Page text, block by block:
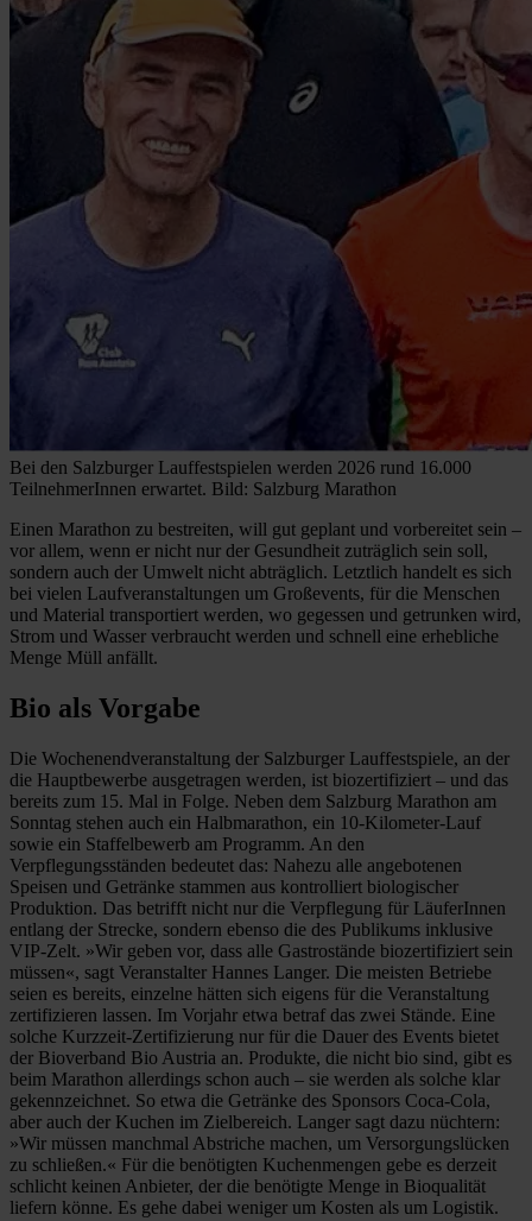
Bei den Salzburger Lauffestspielen werden 2026 rund 16.000
TeilnehmerInnen erwartet. Bild: Salzburg Marathon
Einen Marathon zu bestreiten, will gut geplant und vorbereitet sein –
vor allem, wenn er nicht nur der Gesundheit zuträglich sein soll,
sondern auch der Umwelt nicht abträglich. Letztlich handelt es sich
bei vielen Laufveranstaltungen um Großevents, für die Menschen
und Material transportiert werden, wo gegessen und getrunken wird,
Strom und Wasser verbraucht werden und schnell eine erhebliche
Menge Müll anfällt.
Bio als Vorgabe
Die Wochenendveranstaltung der Salzburger Lauffestspiele, an der
die Hauptbewerbe ausgetragen werden, ist biozertifiziert – und das
bereits zum 15. Mal in Folge. Neben dem Salzburg Marathon am
Sonntag stehen auch ein Halbmarathon, ein 10-Kilometer-Lauf
sowie ein Staffelbewerb am Programm. An den
Verpflegungsständen bedeutet das: Nahezu alle angebotenen
Speisen und Getränke stammen aus kontrolliert biologischer
Produktion. Das betrifft nicht nur die Verpflegung für LäuferInnen
entlang der Strecke, sondern ebenso die des Publikums inklusive
VIP-Zelt. »Wir geben vor, dass alle Gastrostände biozertifiziert sein
müssen«, sagt Veranstalter Hannes Langer. Die meisten Betriebe
seien es bereits, einzelne hätten sich eigens für die Veranstaltung
zertifizieren lassen. Im Vorjahr etwa betraf das zwei Stände. Eine
solche Kurzzeit-Zertifizierung nur für die Dauer des Events bietet
der Bioverband Bio Austria an. Produkte, die nicht bio sind, gibt es
beim Marathon allerdings schon auch – sie werden als solche klar
gekennzeichnet. So etwa die Getränke des Sponsors Coca-Cola,
aber auch der Kuchen im Zielbereich. Langer sagt dazu nüchtern:
»Wir müssen manchmal Abstriche machen, um Versorgungslücken
zu schließen.« Für die benötigten Kuchenmengen gebe es derzeit
schlicht keinen Anbieter, der die benötigte Menge in Bioqualität
liefern könne. Es gehe dabei weniger um Kosten als um Logistik.